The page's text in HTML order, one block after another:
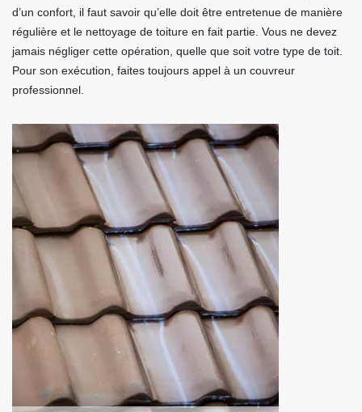
d’un confort, il faut savoir qu’elle doit être entretenue de manière
régulière et le nettoyage de toiture en fait partie. Vous ne devez
jamais négliger cette opération, quelle que soit votre type de toit.
Pour son exécution, faites toujours appel à un couvreur
professionnel.